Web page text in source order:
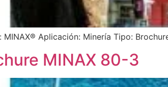
MINAX® Aplicación: Minería Tipo:
MINAX 80-3